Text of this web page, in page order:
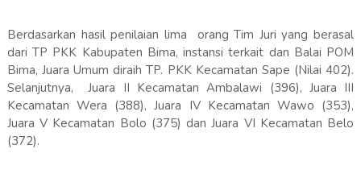
Berdasarkan hasil penilaian lima orang Tim Juri yang berasal
dari TP PKK Kabupaten Bima, instansi terkait dan Balai POM
Bima, Juara Umum diraih TP. PKK Kecamatan Sape (Nilai 402).
Selanjutnya, Juara II Kecamatan Ambalawi (396), Juara III
Kecamatan Wera (388), Juara IV Kecamatan Wawo (353),
Juara V Kecamatan Bolo (375) dan Juara VI Kecamatan Belo
(372).